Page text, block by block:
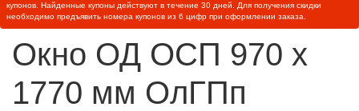
купонов. Найденные купоны действуют в течение 30 дней. Для получения скидки
необходимо предъявить номера купонов из 6 цифр при оформлении заказа.
Окно ОД ОСП 970 х
1770 мм ОлГПп